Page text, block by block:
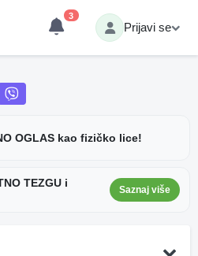
3
Prijavi se
OGLAS kao fizičko lice!
TEZGU i
Saznaj više